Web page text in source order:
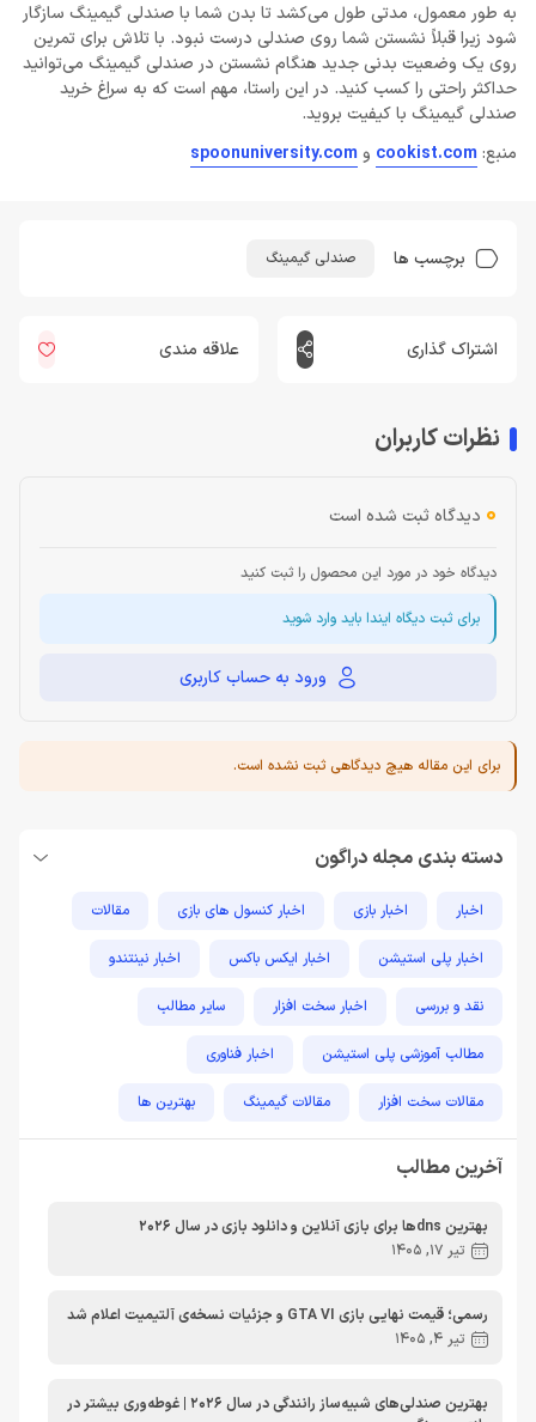
به طور معمول، مدتی طول می‌کشد تا بدن شما با صندلی گیمینگ سازگار
شود زیرا قبلاً نشستن شما روی صندلی درست نبود. با تلاش برای تمرین
روی یک وضعیت بدنی جدید هنگام نشستن در صندلی گیمینگ می‌توانید
حداکثر راحتی را کسب کنید. در این راستا، مهم است که به سراغ خرید
صندلی گیمینگ با کیفیت بروید.
منبع:cookist.com وspoonuniversity.com
برچسب ها صندلی گیمینگ
اشتراک گذاری علاقه مندی
نظرات کاربران
0 دیدگاه ثبت شده است
دیدگاه خود در مورد این محصول را ثبت کنید
برای ثبت دیگاه ایندا باید وارد شوید
ورود به حساب کاربری
برای این مقاله هیچ دیدگاهی ثبت نشده است.
دسته بندی مجله دراگون
اخبار اخبار بازی اخبار کنسول های بازی مقالات
اخبار پلی استیشن اخبار ایکس باکس اخبار نینتندو
نقد و بررسی اخبار سخت افزار سایر مطالب
مطالب آموزشی پلی استیشن اخبار فناوری
مقالات سخت افزار مقالات گیمینگ بهترین ها
مطالب آموزشی ایکس باکس
آخرین مطالب
بهترین dnsها برای بازی آنلاین و دانلود بازی در سال 2026
تیر 17, 1405
رسمی؛ قیمت نهایی بازی GTA VI و جزئیات نسخه‌ی آلتیمیت اعلام شد
تیر 4, 1405
بهترین صندلی‌های شبیه‌ساز رانندگی در سال 2026 | غوطه‌وری بیشتر در